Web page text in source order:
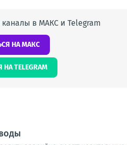
в МАКС и Telegram
НА МАКС
TELEGRAM